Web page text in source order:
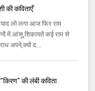
की कविताएँ
लो लगा आज फिर राम
में आंसू,शिकायतें कई राम से
अपने,क्यों द...
की लंबी कविता